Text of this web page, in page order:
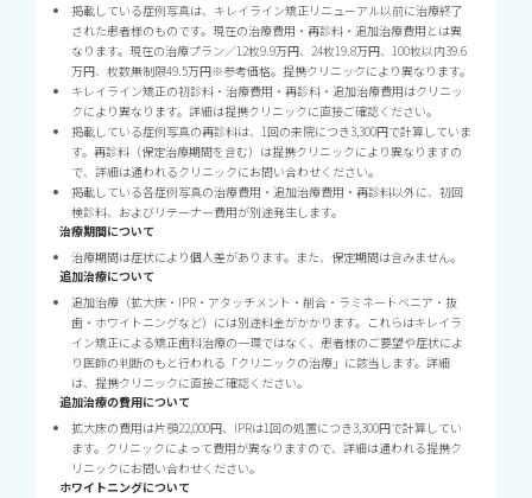
掲載している症例写真は、キレイライン矯正リニューアル以前に治療終了
された患者様のものです。現在の治療費用・再診料・追加治療費用とは異
なります。現在の治療プラン／12枚9.9万円、24枚19.8万円、100枚以内39.6
万円、枚数無制限49.5万円※参考価格。提携クリニックにより異なります。
キレイライン矯正の初診料・治療費用・再診料・追加治療費用はクリニッ
クにより異なります。詳細は提携クリニックに直接ご確認ください。
掲載している症例写真の再診料は、1回の来院につき3,300円で計算していま
す。再診料（保定治療期間を含む）は提携クリニックにより異なりますの
で、詳細は通われるクリニックにお問い合わせください。
掲載している各症例写真の治療費用・追加治療費用・再診料以外に、初回
検診料、およびリテーナー費用が別途発生します。
治療期間について
治療期間は症状により個人差があります。また、保定期間は含みません。
追加治療について
追加治療（拡大床・IPR・アタッチメント・削合・ラミネートベニア・抜
歯・ホワイトニングなど）には別途料金がかかります。これらはキレイラ
イン矯正による矯正歯科治療の一環ではなく、患者様のご要望や症状によ
り医師の判断のもと行われる「クリニックの治療」に該当します。詳細
は、提携クリニックに直接ご確認ください。
追加治療の費用について
拡大床の費用は片顎22,000円、IPRは1回の処置につき3,300円で計算してい
ます。クリニックによって費用が異なりますので、詳細は通われる提携ク
リニックにお問い合わせください。
ホワイトニングについて